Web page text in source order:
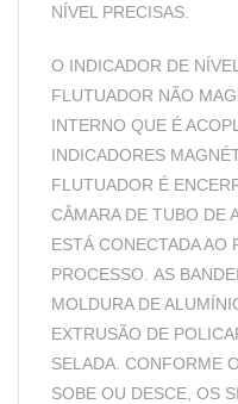
NÍVEL PRECISAS.
O INDICADOR DE
FLUTUADOR NÃO
INTERNO QUE É
INDICADORES
FLUTUADOR É
CÂMARA DE TUBO DE
ESTÁ CONECTADA AO
PROCESSO. AS
MOLDURA DE
EXTRUSÃO DE
SELADA. CONFORME
SOBE OU DESCE, OS